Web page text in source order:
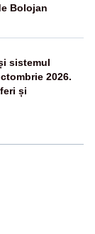
Bolojan
sistemul
2026.
și